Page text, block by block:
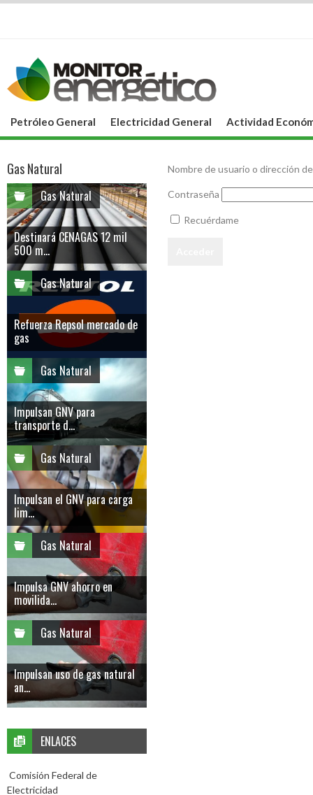
Petróleo General Electricidad General Actividad
Nombre de usuario o dirección
Contraseña
Recuérdame
Gas Natural
Gas Natural
Destinará CENAGAS 12 mil
500 m...
Gas Natural
Refuerza Repsol mercado de
gas
Gas Natural
Impulsan GNV para
transporte d...
Gas Natural
Impulsan el GNV para carga
lim...
Gas Natural
Impulsa GNV ahorro en
movilida...
Gas Natural
Impulsan uso de gas natural
an...
ENLACES
Comisión Federal de
Electricidad